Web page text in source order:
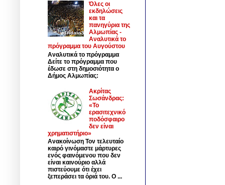
Όλες οι
εκδηλώσεις
και τα
πανηγύρια της
Αλμωπίας -
Αναλυτικά το
πρόγραμμα του Αυγούστου
Αναλυτικά το πρόγραμμα
Δείτε το πρόγραμμα που
έδωσε στη δημοσιότητα ο
Δήμος Αλμωπίας:
Ακρίτας
Σωσάνδρας:
«Το
ερασιτεχνικό
ποδόσφαιρο
δεν είναι
χρηματιστήριο»
Ανακοίνωση Τον τελευταίο
καιρό γινόμαστε μάρτυρες
ενός φαινόμενου που δεν
είναι καινούριο αλλά
πιστεύουμε ότι έχει
ξεπεράσει τα όριά του. Ο ...